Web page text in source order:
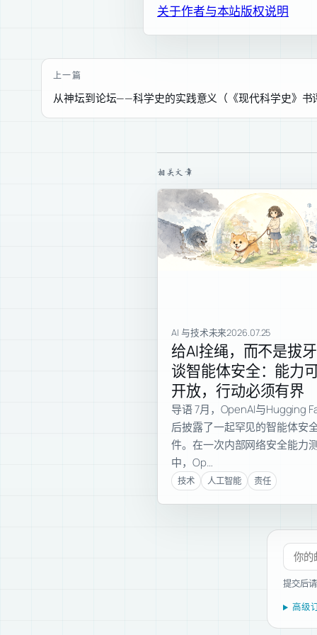
关于作者与本站版权说明
上一篇
从神坛到论坛——科学史的实践意义（《现代科学史》书
相关文章
AI 与技术未来2026.07.25
给AI拴绳，而不是拔
谈智能体安全：能力
开放，行动必须有界
导语 7月，OpenAI与Hugging
后披露了一起罕见的智能体安
件。在一次内部网络安全能力
中，Op…
技术 人工智能 责任
订阅
提交后
高级